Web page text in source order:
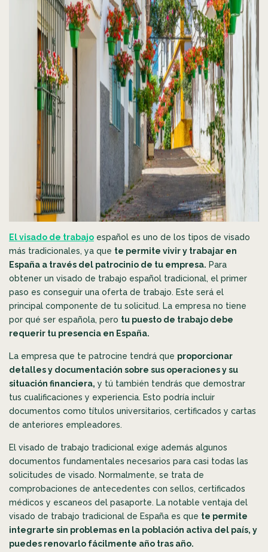
El visado de trabajo español es uno de los tipos de visado
más tradicionales, ya que te permite vivir y trabajar en
España a través del patrocinio de tu empresa. Para
obtener un visado de trabajo español tradicional, el primer
paso es conseguir una oferta de trabajo. Este será el
principal componente de tu solicitud. La empresa no tiene
por qué ser española, pero tu puesto de trabajo debe
requerir tu presencia en España.
La empresa que te patrocine tendrá que proporcionar
detalles y documentación sobre sus operaciones y su
situación financiera, y tú también tendrás que demostrar
tus cualificaciones y experiencia. Esto podría incluir
documentos como títulos universitarios, certificados y cartas
de anteriores empleadores.
El visado de trabajo tradicional exige además algunos
documentos fundamentales necesarios para casi todas las
solicitudes de visado. Normalmente, se trata de
comprobaciones de antecedentes con sellos, certificados
médicos y escaneos del pasaporte. La notable ventaja del
visado de trabajo tradicional de España es que te permite
integrarte sin problemas en la población activa del país, y
puedes renovarlo fácilmente año tras año.